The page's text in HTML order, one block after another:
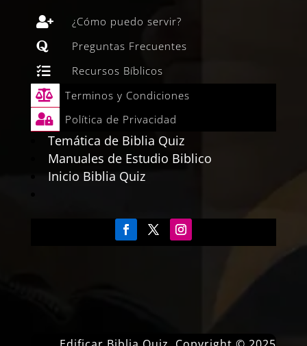
 ¿Cómo puedo servir?
 Preguntas Frecuentes
 Recursos Bíblicos
 Terminos y Condiciones
 Política de Privacidad
Temática de Biblia Quiz
Manuales de Estudio Biblico
Inicio Biblia Quiz